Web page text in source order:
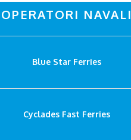
OPERATORI NAVALI
Blue Star Ferries
Cyclades Fast Ferries